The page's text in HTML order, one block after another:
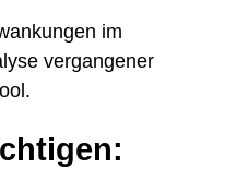
im
vergangener